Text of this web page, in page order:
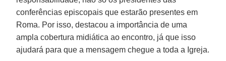
conferências episcopais que estarão presentes em
Roma. Por isso, destacou a importância de uma
ampla cobertura midiática ao encontro, já que isso
ajudará para que a mensagem chegue a toda a Igreja.